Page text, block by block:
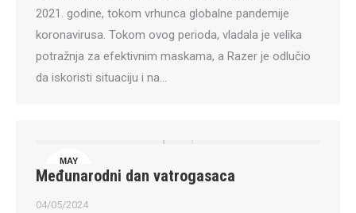
2021. godine, tokom vrhunca globalne pandemije
koronavirusa. Tokom ovog perioda, vladala je velika
potražnja za efektivnim maskama, a Razer je odlučio
da iskoristi situaciju i na…
MAY
4
Međunarodni dan vatrogasaca
04/05/2024